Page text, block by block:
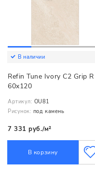
В наличии
Refin Tune Ivory C2 Grip R
60x120
Артикул: OU81
Рисунок: под камень
7 331 руб./м²
В корзину